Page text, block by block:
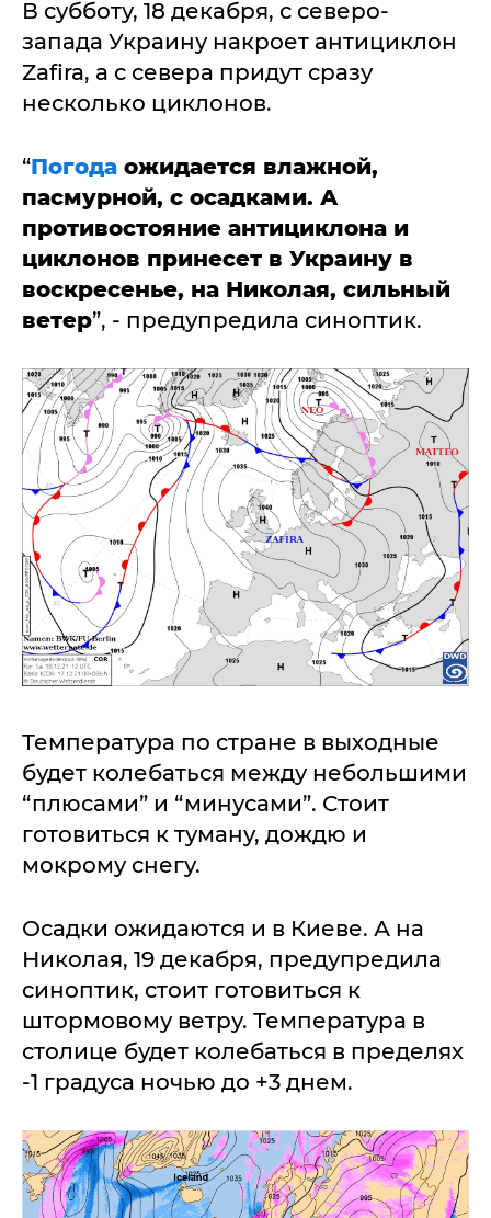
В субботу, 18 декабря, с северо-
запада Украину накроет антициклон
Zafira, а с севера придут сразу
несколько циклонов.
“Погода ожидается влажной,
пасмурной, с осадками. А
противостояние антициклона и
циклонов принесет в Украину в
воскресенье, на Николая, сильный
ветер”, - предупредила синоптик.
Температура по стране в выходные
будет колебаться между небольшими
“плюсами” и “минусами”. Стоит
готовиться к туману, дождю и
мокрому снегу.
Осадки ожидаются и в Киеве. А на
Николая, 19 декабря, предупредила
синоптик, стоит готовиться к
штормовому ветру. Температура в
столице будет колебаться в пределях
-1 градуса ночью до +3 днем.